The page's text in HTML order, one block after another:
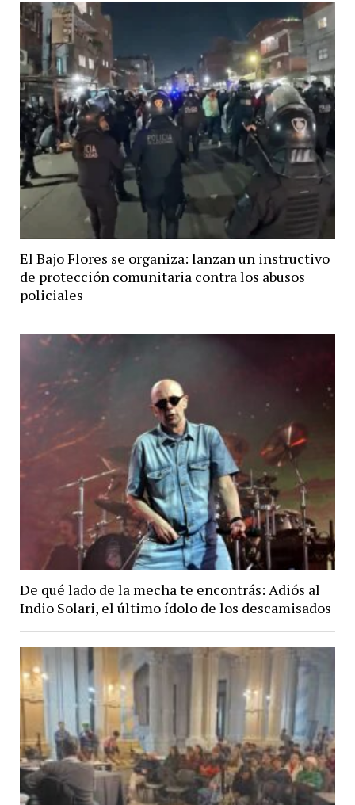
El Bajo Flores se organiza: lanzan un instructivo
de protección comunitaria contra los abusos
policiales
De qué lado de la mecha te encontrás: Adiós al
Indio Solari, el último ídolo de los descamisados